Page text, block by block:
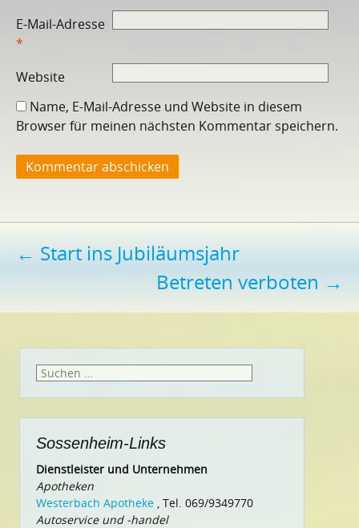
E-Mail-Adresse
*
Website
Name, E-Mail-Adresse und Website in diesem
Browser für meinen nächsten Kommentar speichern.
Beitragsnavigation
← Start ins Jubiläumsjahr
Betreten verboten →
Suchen
Sossenheim-Links
Dienstleister und Unternehmen
Apotheken
Westerbach Apotheke , Tel. 069/9349770
Autoservice und -handel